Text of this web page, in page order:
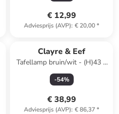
€ 12,99
Adviesprijs (AVP): € 20,00*
Clayre & Eef
Tafellamp bruin/wit - (H)43 x
Ø 2 cm
-54%
€ 38,99
Adviesprijs (AVP): € 86,37*